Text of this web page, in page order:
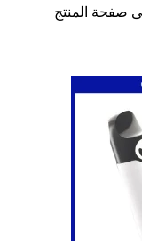
صفحة المنتج